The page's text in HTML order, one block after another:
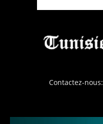
Contactez-nous: